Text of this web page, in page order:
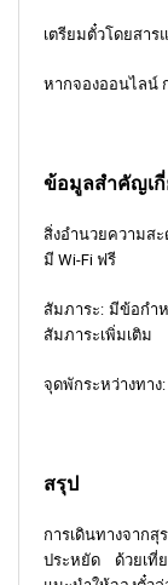
เตรียมตั๋วโดยสา
หากจองออนไลน์
ข้อมูลสำคัญเกี่
สิ่งอำนวยความส
มี Wi-Fi ฟรี
สัมภาระ: มีข้อกำ
สัมภาระเพิ่มเติม
จุดพักระหว่างทาง
สรุป
การเดินทางจาก
ประหยัด ด้วยเที่